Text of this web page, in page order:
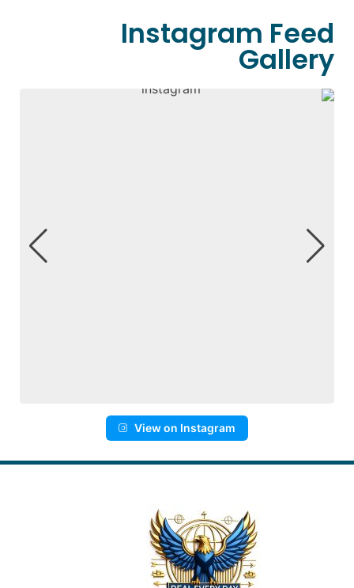
Instagram Feed
Gallery
View on Instagram